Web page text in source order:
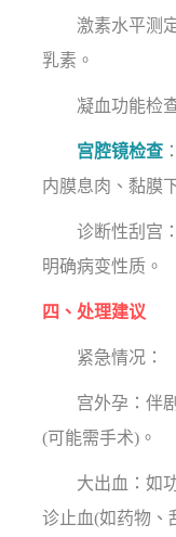
激素水平测
乳素。
凝血功能检查
宫腔镜检查
内膜息肉、黏膜
诊断性刮宫：
明确病变性质。
四、处理建议
紧急情况：
宫外孕：伴剧
(可能需手术)。
大出血：如功
诊止血(如药物、